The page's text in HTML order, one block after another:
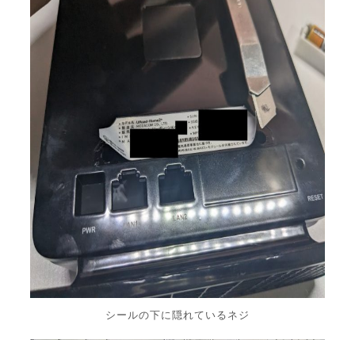
シールの下に隠れているネジ